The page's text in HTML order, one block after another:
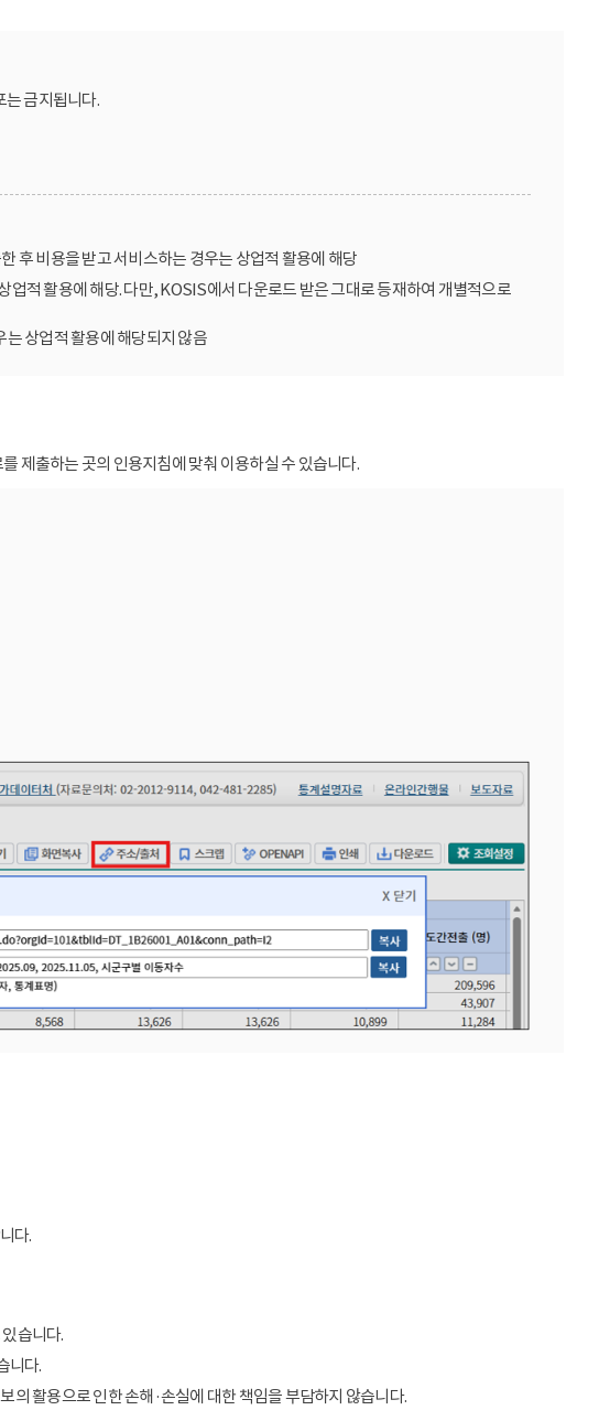
는 금지됩니다.
후 비용을 받고 서비스하는 경우는 상업적 활용에 해당
적 활용에 해당. 다만, KOSIS에서 다운로드 받은 그대로 등재하여 개별적으로
상업적 활용에 해당되지 않음
제출하는 곳의 인용지침에 맞춰 이용하실 수 있습니다.
다.
습니다.
니다.
활용으로 인한 손해·손실에 대한 책임을 부담하지 않습니다.